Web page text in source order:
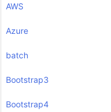
AWS
Azure
batch
Bootstrap3
Bootstrap4